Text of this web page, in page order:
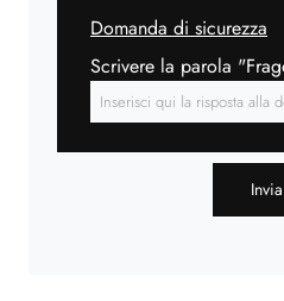
Domanda di sicurezza
Scrivere la parola
Invia